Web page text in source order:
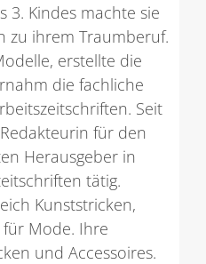
3. Kindes machte sie
zu ihrem Traumberuf.
erstellte die
die fachliche
Seit
für den
Herausgeber in
tätig.
Kunststricken,
Mode. Ihre
und Accessoires.